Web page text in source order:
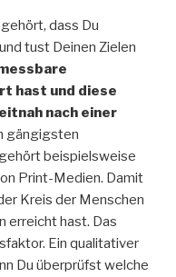
dass Du
tust Deinen Zielen
hast und diese
nach einer
gängigsten
beispielsweise
Print-Medien. Damit
Kreis der Menschen
erreicht hast. Das
Ein qualitativer
Du überprüfst welche